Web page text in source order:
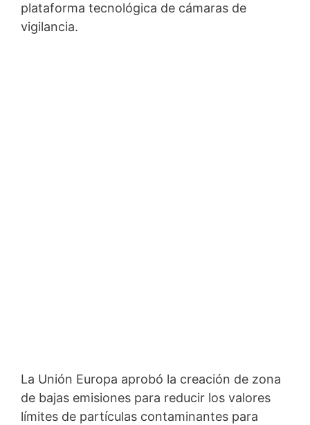
plataforma tecnológica de cámaras de
vigilancia.
La Unión Europa aprobó la creación de zona
de bajas emisiones para reducir los valores
límites de partículas contaminantes para